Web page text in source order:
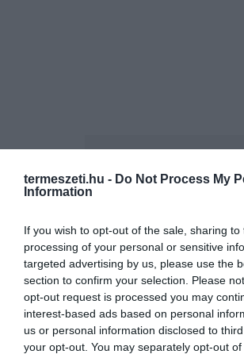
termeszeti.hu - Do Not Process My
Information
If you wish to opt-out of the sale, sharing
processing of your personal or sensitive
targeted advertising by us, please use the
section to confirm your selection. Please
opt-out request is processed you may
interest-based ads based on personal
us or personal information disclosed to
your opt-out. You may separately opt-out
ELŐZŐ CIKK
AZ ÉV GOMBÁJA AZ ÍZLETES, FURA NEVŰ
KÖVETKEZŐ CIKK
BOLDOGABBAK ÉS
MUNKAVÁLLALÓK, AKIK 4 NAPOT